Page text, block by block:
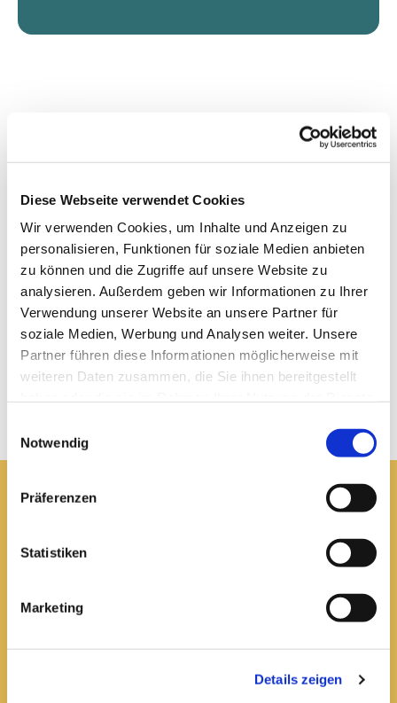
Diese Webseite verwendet Cookies
Wir verwenden Cookies, um Inhalte und Anzeigen zu
personalisieren, Funktionen für soziale Medien anbieten
zu können und die Zugriffe auf unsere Website zu
analysieren. Außerdem geben wir Informationen zu Ihrer
Verwendung unserer Website an unsere Partner für
soziale Medien, Werbung und Analysen weiter. Unsere
Partner führen diese Informationen möglicherweise mit
weiteren Daten zusammen, die Sie ihnen bereitgestellt
Notwendig
Präferenzen
Statistiken
Marketing
Details zeigen
Büro Arnstadt